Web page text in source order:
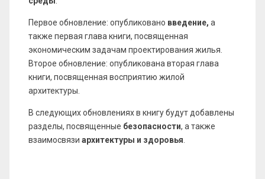
Первое обновление: опубликовано введение, а
также первая глава книги, посвященная
экономическим задачам проектирования жилья.
Второе обновление: опубликована вторая глава
книги, посвященная восприятию жилой
архитектуры.
В следующих обновлениях в книгу будут добавлены
разделы, посвященные безопасности, а также
взаимосвязи архитектуры и здоровья